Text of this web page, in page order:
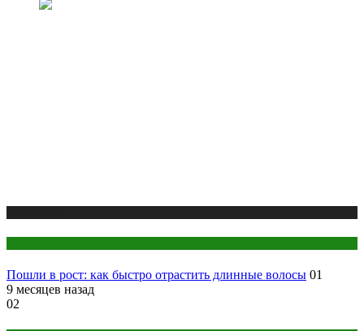
Пошли в рост: как быстро отрастить длинные волосы 01
9 месяцев назад
02